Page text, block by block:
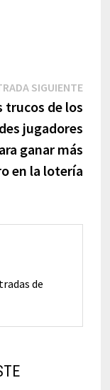
SIGUIENTE
trucos de los
jugadores
ganar más
en la lotería
de